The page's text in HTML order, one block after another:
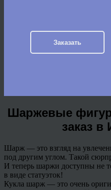
Заказать
Шаржевые
заказ в
Шарж — это взгляд на
под другим углом. Такой
И теперь шаржи доступны не
в виде статуэток!
Кукла шарж — это очень